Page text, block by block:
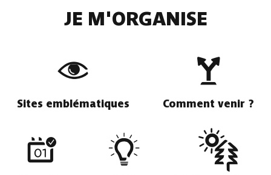
JE M'ORGANISE
Sites emblématiques Comment venir ?